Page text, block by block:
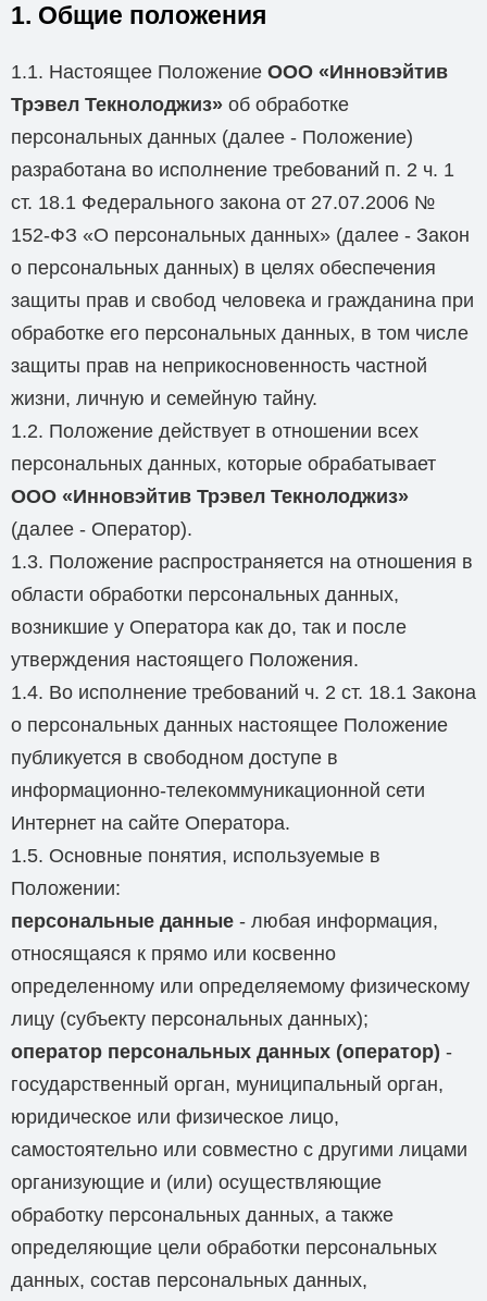
1. Общие положения
1.1. Настоящее Положение ООО «Инновэйтив
Трэвел Текнолоджиз» об обработке
персональных данных (далее - Положение)
разработана во исполнение требований п. 2 ч. 1
ст. 18.1 Федерального закона от 27.07.2006 №
152-ФЗ «О персональных данных» (далее - Закон
о персональных данных) в целях обеспечения
защиты прав и свобод человека и гражданина при
обработке его персональных данных, в том числе
защиты прав на неприкосновенность частной
жизни, личную и семейную тайну.
1.2. Положение действует в отношении всех
персональных данных, которые обрабатывает
ООО «Инновэйтив Трэвел Текнолоджиз»
(далее - Оператор).
1.3. Положение распространяется на отношения в
области обработки персональных данных,
возникшие у Оператора как до, так и после
утверждения настоящего Положения.
1.4. Во исполнение требований ч. 2 ст. 18.1 Закона
о персональных данных настоящее Положение
публикуется в свободном доступе в
информационно-телекоммуникационной сети
Интернет на сайте Оператора.
1.5. Основные понятия, используемые в
Положении:
персональные данные - любая информация,
относящаяся к прямо или косвенно
определенному или определяемому физическому
лицу (субъекту персональных данных);
оператор персональных данных (оператор) -
государственный орган, муниципальный орган,
юридическое или физическое лицо,
самостоятельно или совместно с другими лицами
организующие и (или) осуществляющие
обработку персональных данных, а также
определяющие цели обработки персональных
данных, состав персональных данных,